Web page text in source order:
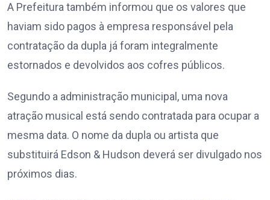
A Prefeitura também informou que os valores que
haviam sido pagos à empresa responsável pela
contratação da dupla já foram integralmente
estornados e devolvidos aos cofres públicos.
Segundo a administração municipal, uma nova
atração musical está sendo contratada para ocupar a
mesma data. O nome da dupla ou artista que
substituirá Edson & Hudson deverá ser divulgado nos
próximos dias.